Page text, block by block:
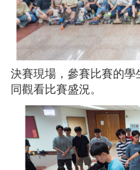
決賽現場，參賽比賽的學
同觀看比賽盛況。